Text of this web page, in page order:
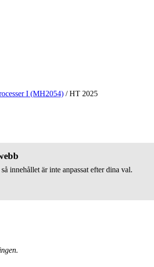
I (MH2054) /HT 2025
innehållet är inte anpassat efter dina val.